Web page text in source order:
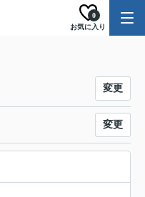
お気に入り
0
変更
変更